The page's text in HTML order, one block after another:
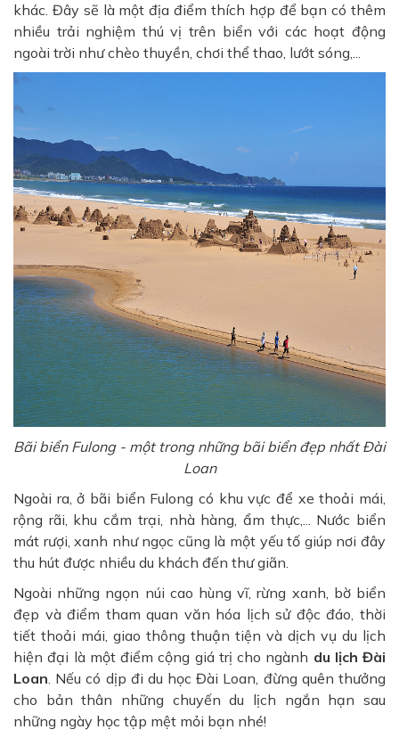
khác. Đây sẽ là một địa điểm thích hợp để bạn có thêm
nhiều trải nghiệm thú vị trên biển với các hoạt động
ngoài trời như chèo thuyền, chơi thể thao, lướt sóng,...
Bãi biển Fulong - một trong những bãi biển đẹp nhất Đài
Loan
Ngoài ra, ở bãi biển Fulong có khu vực để xe thoải mái,
rộng rãi, khu cắm trại, nhà hàng, ẩm thực,... Nước biển
mát rượi, xanh như ngọc cũng là một yếu tố giúp nơi đây
thu hút được nhiều du khách đến thư giãn.
Ngoài những ngọn núi cao hùng vĩ, rừng xanh, bờ biển
đẹp và điểm tham quan văn hóa lịch sử độc đáo, thời
tiết thoải mái, giao thông thuận tiện và dịch vụ du lịch
hiện đại là một điểm cộng giá trị cho ngành du lịch Đài
Loan. Nếu có dịp đi du học Đài Loan, đừng quên thưởng
cho bản thân những chuyến du lịch ngắn hạn sau
những ngày học tập mệt mỏi bạn nhé!